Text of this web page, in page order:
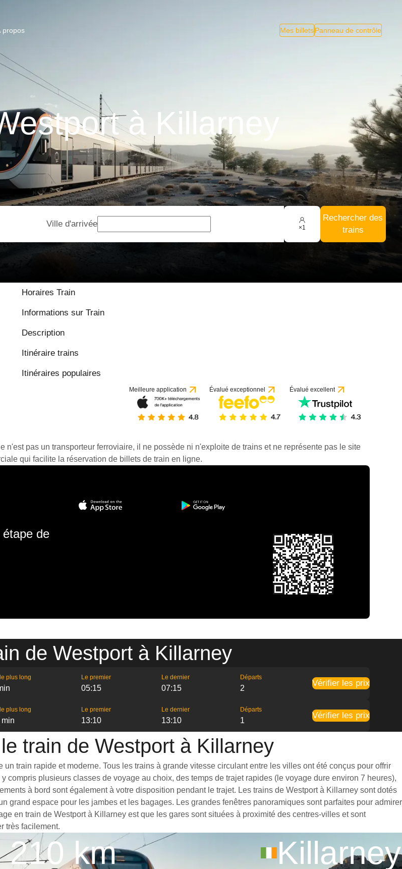
propos Mes billetsPanneau de contrôle
à Killarney
Ville d'arrivée ×1
Rechercher des
trains
Horaires Train
Informations sur Train
Description
Itinéraire trains
Itinéraires populaires
Meilleure application Évalué exceptionnel Évalué excellent
pas un transporteur ferroviaire, il ne possède ni n'exploite de trains et ne représente pas le site
qui facilite la réservation de billets de train en ligne.
de
de Westport à Killarney
plus long Le premier
05:15
Le dernier
07:15
Départs
2
Vérifier les prix
plus long Le premier
13:10
Le dernier
13:10
Départs
1
Vérifier les prix
train de Westport à Killarney
train rapide et moderne. Tous les trains à grande vitesse circulant entre les villes ont été conçus pour offrir
plusieurs classes de voyage au choix, des temps de trajet rapides (le voyage dure environ 7 heures),
à bord sont également à votre disposition pendant le trajet. Les trains de Westport à Killarney sont dotés
grand espace pour les jambes et les bagages. Les grandes fenêtres panoramiques sont parfaites pour admirer
en train de Westport à Killarney est que les gares sont situées à proximité des centres-villes et sont
très facilement.
210 km Killarney